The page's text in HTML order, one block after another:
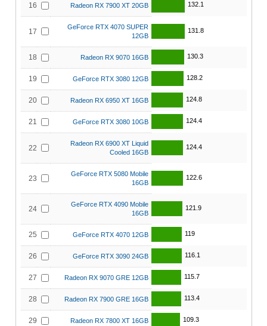
16 Radeon RX 7900 XT 20GB 132.1
17
GeForce RTX 4070 SUPER
12GB
131.8
18 Radeon RX 9070 16GB 130.3
19 GeForce RTX 3080 12GB 128.2
20 Radeon RX 6950 XT 16GB 124.8
21 GeForce RTX 3080 10GB 124.4
22
Radeon RX 6900 XT Liquid
Cooled 16GB
124.4
23
GeForce RTX 5080 Mobile
16GB
122.6
24
GeForce RTX 4090 Mobile
16GB
121.9
25 GeForce RTX 4070 12GB 119
26 GeForce RTX 3090 24GB 116.1
27 Radeon RX 9070 GRE 12GB 115.7
28 Radeon RX 7900 GRE 16GB 113.4
29 Radeon RX 7800 XT 16GB 109.3